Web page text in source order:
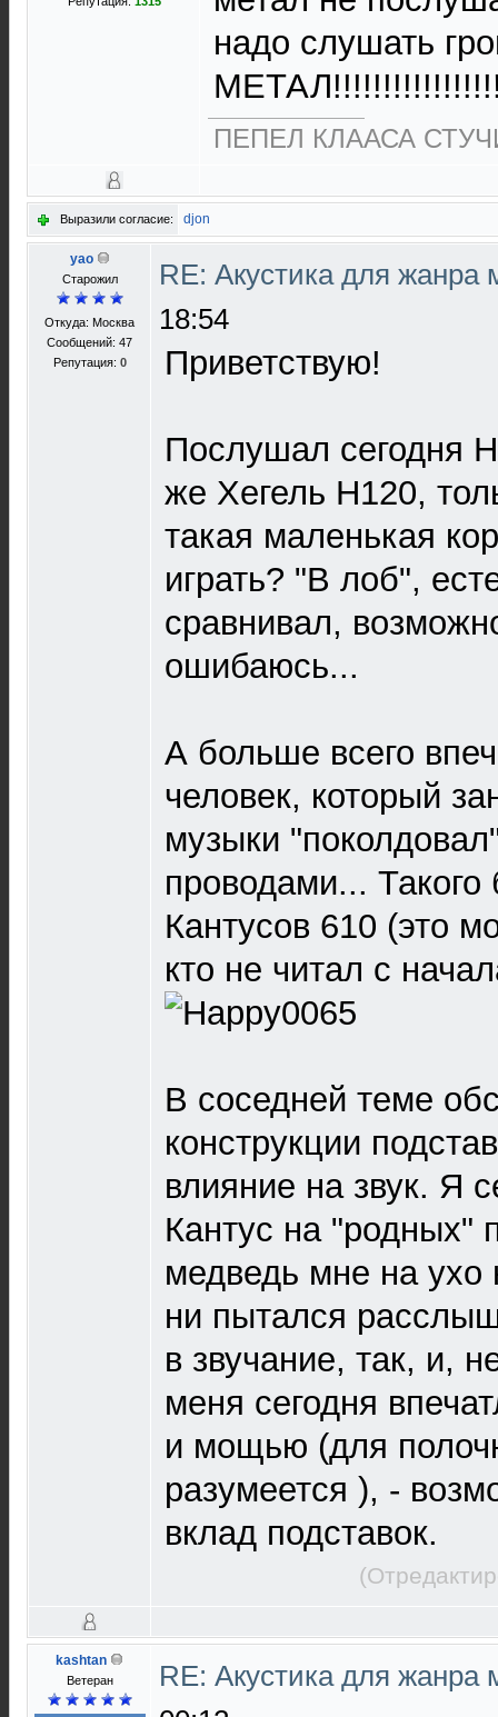
надо слушать
ПЕПЕЛ КЛААСА
Выразили согласие: djon
yao
Старожил
Откуда: Москва
Сообщений: 47
Репутация: 0
RE: Акустика для жанра
18:54
Приветствую!
Послушал сегодня
же Хегель Н120,
такая маленькая
играть? "В лоб",
сравнивал,
ошибаюсь...
А больше всего
человек, который
музыки
проводами... Такого
Кантусов 610 (это
кто не читал с
В соседней теме
конструкции
влияние на звук. Я
Кантус на "родных"
медведь мне на ухо
ни пытался
в звучание, так, и,
меня сегодня
и мощью (для
разумеется ), -
вклад подставок.
kashtan
Ветеран
RE: Акустика для жанра